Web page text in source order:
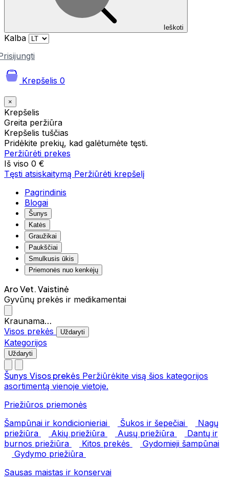
Ieškoti
Kalba
Krepšelis 0
×
Krepšelis
Greita peržiūra
Krepšelis tuščias
Pridėkite prekių, kad galėtumėte tęsti.
Peržiūrėti prekes
Iš viso 0 €
Tęsti atsiskaitymą Peržiūrėti krepšelį
Pagrindinis
Blogai
Šunys
Katės
Graužikai
Paukščiai
Smulkusis ūkis
Priemonės nuo kenkėjų
Aro Vet. Vaistinė
Gyvūnų prekės ir medikamentai
Kraunama…
Visos prekės
Uždaryti
Kategorijos
Uždaryti
Šunys Visos prekės Peržiūrėkite visą šios kategorijos
asortimentą vienoje vietoje.
Priežiūros priemonės
Šampūnai ir kondicionieriai
Šukos ir šepečiai
Nagų
priežiūra
Akių priežiūra Ausų priežiūra
Dantų ir
burnos priežiūra
Kitos prekės
Gydomieji šampūnai
Gydymo priežiūra
Sausas maistas ir konservai